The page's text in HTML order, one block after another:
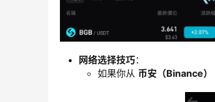
网络选择技巧：
如果你从 币安（Binance）